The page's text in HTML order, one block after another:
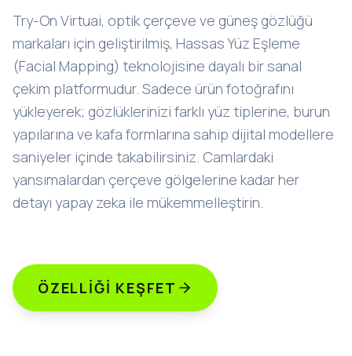
Try-On Virtuai, optik çerçeve ve güneş gözlüğü
markaları için geliştirilmiş, Hassas Yüz Eşleme
(Facial Mapping) teknolojisine dayalı bir sanal
çekim platformudur. Sadece ürün fotoğrafını
yükleyerek; gözlüklerinizi farklı yüz tiplerine, burun
yapılarına ve kafa formlarına sahip dijital modellere
saniyeler içinde takabilirsiniz. Camlardaki
yansımalardan çerçeve gölgelerine kadar her
detayı yapay zeka ile mükemmelleştirin.
ÖZELLIĞI KEŞFET